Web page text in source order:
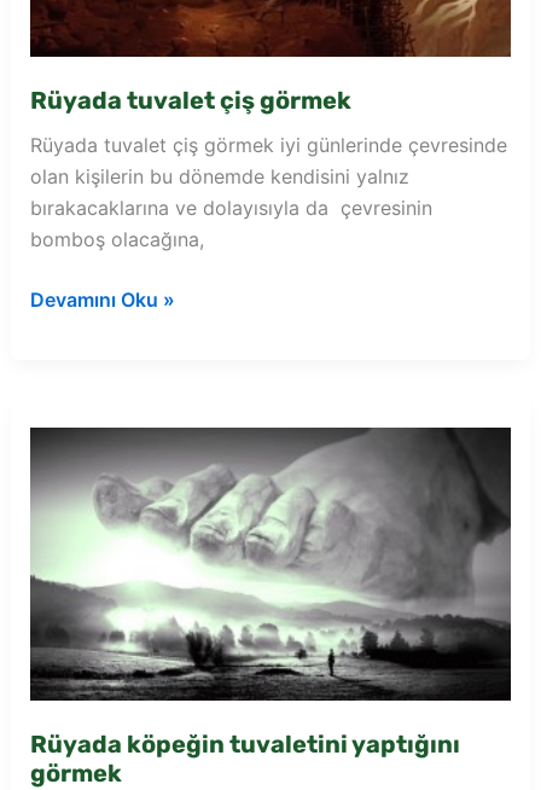
Rüyada tuvalet çiş görmek
Rüyada tuvalet çiş görmek iyi günlerinde çevresinde
olan kişilerin bu dönemde kendisini yalnız
bırakacaklarına ve dolayısıyla da çevresinin
bomboş olacağına,
Rüyada
Devamını Oku »
Rüyada köpeğin tuvaletini yaptığını
görmek